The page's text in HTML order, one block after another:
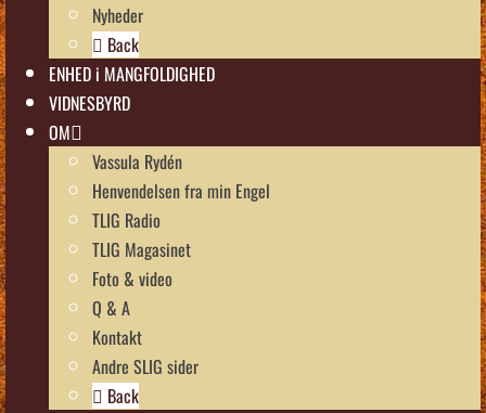
Nyheder
Back
ENHED i MANGFOLDIGHED
VIDNESBYRD
OM
Vassula Rydén
Henvendelsen fra min Engel
TLIG Radio
TLIG Magasinet
Foto & video
Q & A
Kontakt
Andre SLIG sider
Back